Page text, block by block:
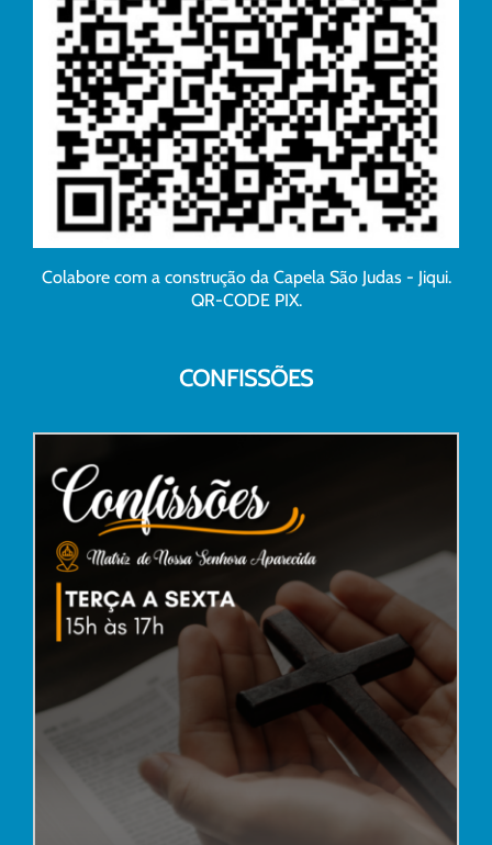
Colabore com a construção da Capela São Judas - Jiqui.
QR-CODE PIX.
CONFISSÕES